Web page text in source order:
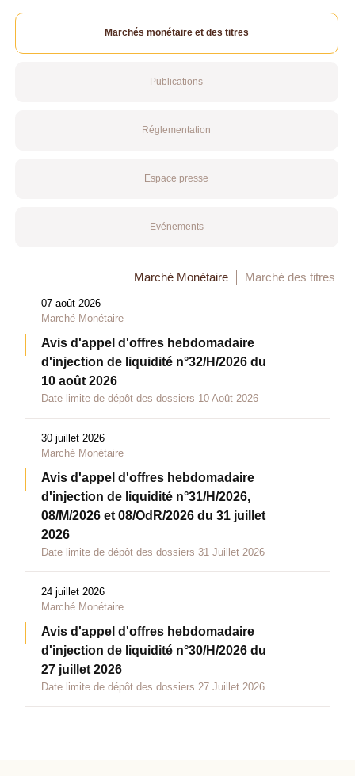
Marchés monétaire et des titres
Publications
Réglementation
Espace presse
Evénements
Marché Monétaire Marché des titres
07 août 2026
Marché Monétaire
Avis d'appel d'offres hebdomadaire
d'injection de liquidité n°32/H/2026 du
10 août 2026
Date limite de dépôt des dossiers 10 Août 2026
30 juillet 2026
Marché Monétaire
Avis d'appel d'offres hebdomadaire
d'injection de liquidité n°31/H/2026,
08/M/2026 et 08/OdR/2026 du 31 juillet
2026
Date limite de dépôt des dossiers 31 Juillet 2026
24 juillet 2026
Marché Monétaire
Avis d'appel d'offres hebdomadaire
d'injection de liquidité n°30/H/2026 du
27 juillet 2026
Date limite de dépôt des dossiers 27 Juillet 2026